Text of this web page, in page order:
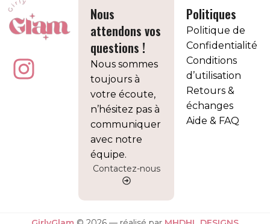
Nous
attendons vos
questions !
Nous sommes
toujours à
votre écoute,
n’hésitez pas à
communiquer
avec notre
équipe.
Contactez-nous
Politiques
Politique de
Confidentialité
Conditions
d’utilisation
Retours &
échanges
Aide & FAQ